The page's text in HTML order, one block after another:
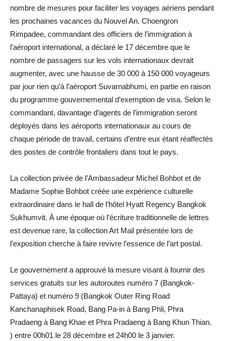
nombre de mesures pour faciliter les voyages aériens pendant
les prochaines vacances du Nouvel An. Choengron
Rimpadee, commandant des officiers de l’immigration à
l’aéroport international, a déclaré le 17 décembre que le
nombre de passagers sur les vols internationaux devrait
augmenter, avec une hausse de 30 000 à 150 000 voyageurs
par jour rien qu’à l’aéroport Suvarnabhumi, en partie en raison
du programme gouvernemental d’exemption de visa. Selon le
commandant, davantage d’agents de l’immigration seront
déployés dans les aéroports internationaux au cours de
chaque période de travail, certains d’entre eux étant réaffectés
des postes de contrôle frontaliers dans tout le pays.
La collection privée de l’Ambassadeur Michel Bohbot et de
Madame Sophie Bohbot créée une expérience culturelle
extraordinaire dans le hall de l’hôtel Hyatt Regency Bangkok
Sukhumvit. À une époque où l’écriture traditionnelle de lettres
est devenue rare, la collection Art Mail présentée lors de
l’exposition cherche à faire revivre l’essence de l’art postal.
Le gouvernement a approuvé la mesure visant à fournir des
services gratuits sur les autoroutes numéro 7 (Bangkok-
Pattaya) et numéro 9 (Bangkok Outer Ring Road
Kanchanaphisek Road, Bang Pa-in à Bang Phli, Phra
Pradaeng à Bang Khae et Phra Pradaeng à Bang Khun Thian.
) entre 00h01 le 28 décembre et 24h00 le 3 janvier.